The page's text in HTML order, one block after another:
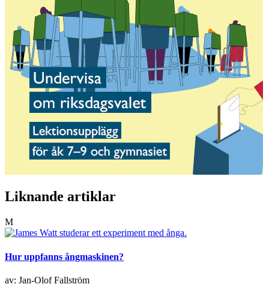
Liknande artiklar
M
Hur uppfanns ångmaskinen?
av: Jan-Olof Fallström